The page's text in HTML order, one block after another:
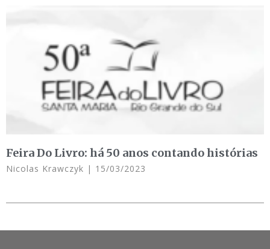
Feira Do Livro: há 50 anos contando histórias
Nicolas Krawczyk 15/03/2023